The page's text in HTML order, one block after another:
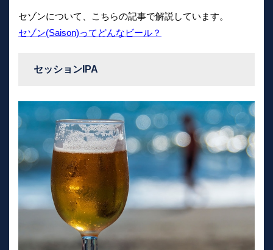
セゾンについて、こちらの記事で解説しています。
セゾン(Saison)ってどんなビール？
セッションIPA